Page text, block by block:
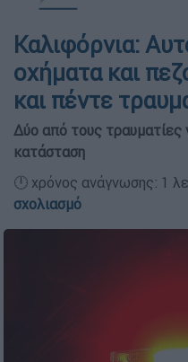
Καλιφόρνια:
οχήματα και
και πέντε
Δύο από τους τραυματίες
κατάσταση
🕛 χρόνος ανάγνωσης:
σχολιασμό